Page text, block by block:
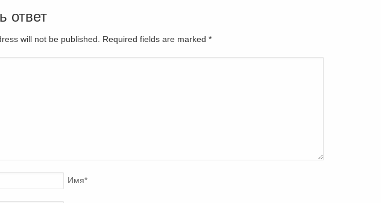
ответ
will not be published. Required fields are marked *
Имя*